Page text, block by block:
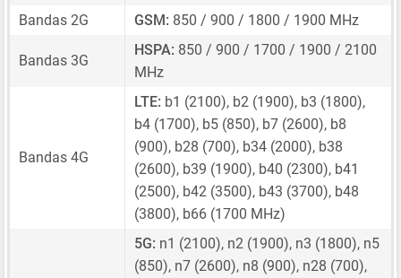
Bandas 2G GSM: 850 / 900 / 1800 / 1900 MHz
Bandas 3G
HSPA: 850 / 900 / 1700 / 1900 / 2100
MHz
Bandas 4G
LTE: b1 (2100), b2 (1900), b3 (1800),
b4 (1700), b5 (850), b7 (2600), b8
(900), b28 (700), b34 (2000), b38
(2600), b39 (1900), b40 (2300), b41
(2500), b42 (3500), b43 (3700), b48
(3800), b66 (1700 MHz)
5G: n1 (2100), n2 (1900), n3 (1800), n5
(850), n7 (2600), n8 (900), n28 (700),